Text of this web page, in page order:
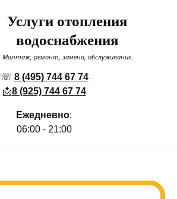
Услуги отопления
водоснабжения
Монтаж, ремонт, замена, обслуживание.
☏ 8 (495) 744 67 74
📩8 (925) 744 67 74
Ежедневно:
06:00 - 21:00